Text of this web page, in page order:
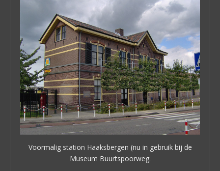
Voormalig station Haaksbergen (nu in gebruik bij de
Museum Buurtspoorweg.